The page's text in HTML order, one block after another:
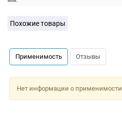
Похожие товары
Применимость Отзывы
Нет информации о применимости